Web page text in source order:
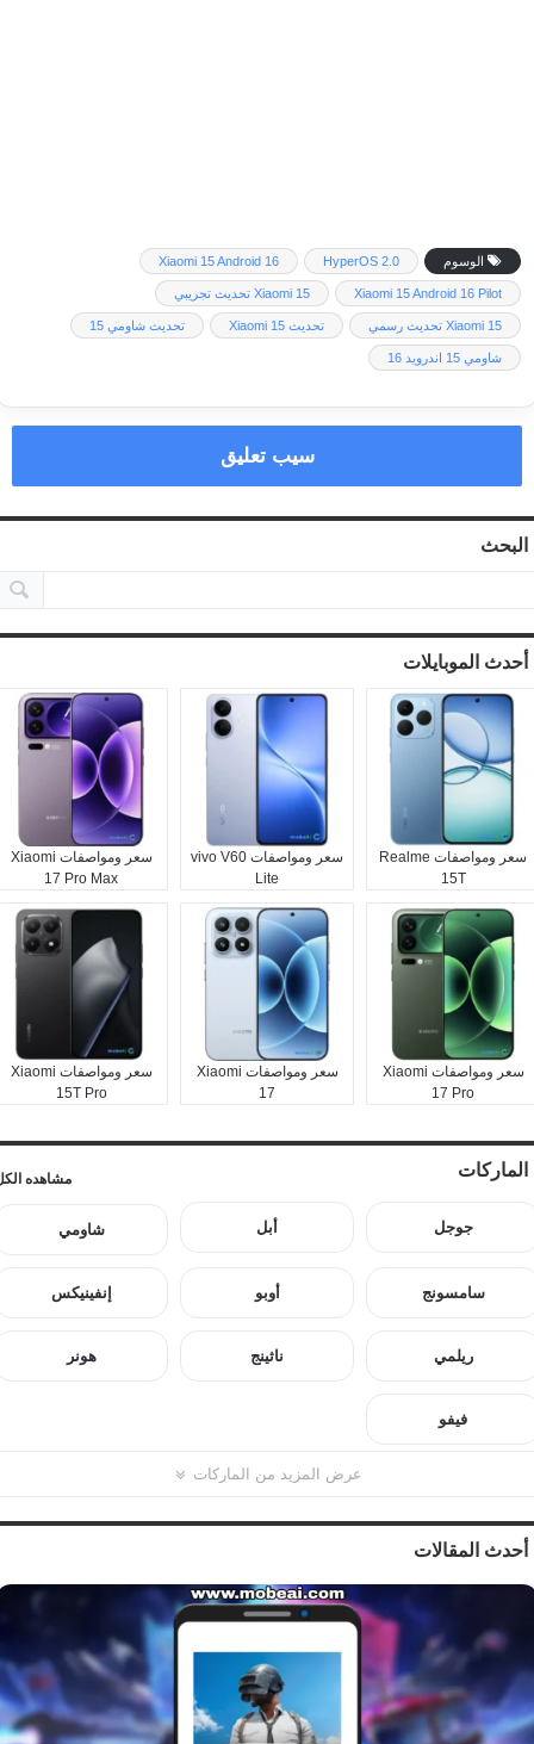
الوسوم HyperOS 2.0
Xiaomi 15 Android 16
Xiaomi 15 Android 16 Pilot Xiaomi 15 تحديث تجريبي
Xiaomi 15 تحديث رسمي تحديث Xiaomi 15 تحديث شاومي 15
شاومي 15 اندرويد 16
سيب تعليق
البحث
أحدث الموبايلات
سعر ومواصفات Realme
15T
سعر ومواصفات vivo V60
Lite
سعر ومواصفات Xiaomi
17 Pro Max
سعر ومواصفات Xiaomi
17 Pro
سعر ومواصفات Xiaomi
17
سعر ومواصفات Xiaomi
15T Pro
الماركات مشاهده
جوجل أبل شاومي
سامسونج أوبو إنفينيكس
ريلمي ناثينج هونر
فيفو
عرض المزيد من الماركات
أحدث المقالات